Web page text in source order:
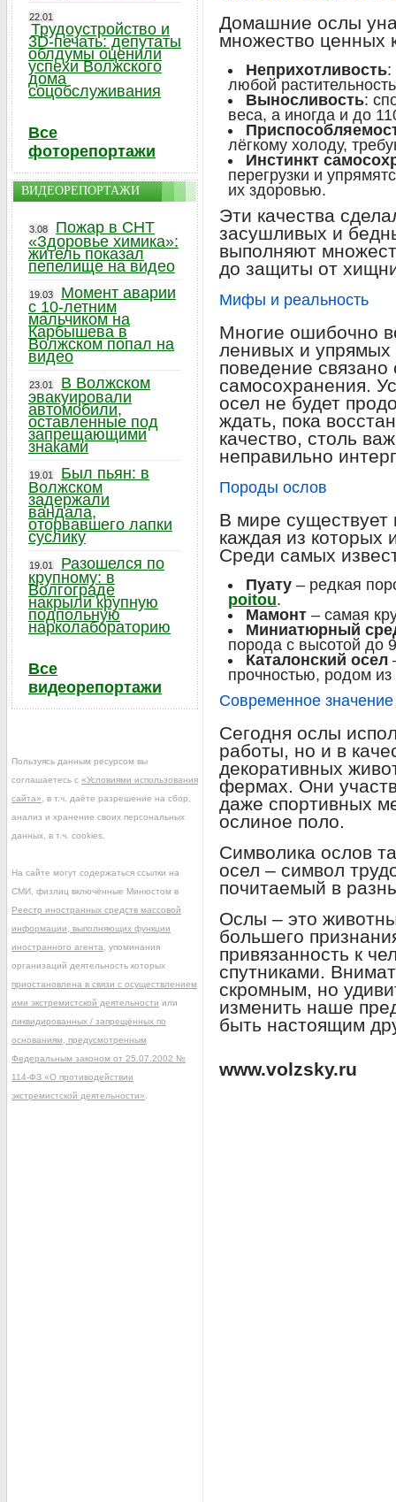
Домашние ослы
множество ценных
Неприхотливость:
любой
Выносливость:
веса, а иногда и до
лёгкому холоду,
Инстинкт
перегрузки и
их здоровью.
Эти качества
засушливых и
выполняют
до защиты от
Мифы и реальность
Многие ошибочно
ленивых и
поведение
самосохранения.
осел не будет
ждать, пока
качество, столь
неправильно
Породы ослов
В мире существует
каждая из которых
Среди самых
Пуату – редкая
poitou.
Мамонт – самая
Миниатюрный
порода с высотой до
Каталонский осел
прочностью, родом
Современное значение
Сегодня ослы
работы, но и в
декоративных
фермах. Они
даже спортивных
ослиное поло.
Символика ослов
осел – символ
почитаемый в
Ослы – это
большего
привязанность к
спутниками.
скромным, но
изменить наше
быть настоящим
www.volzsky.ru
22.01
Трудоустройство и
3D-печать: депутаты
облдумы оценили
успехи Волжского
дома
соцобслуживания
Все
фоторепортажи
ВИДЕОРЕПОРТАЖИ
3.08
Пожар в СНТ
«Здоровье химика»:
житель показал
пепелище на видео
19.03
Момент аварии
с 10-летним
мальчиком на
Карбышева в
Волжском попал на
видео
23.01
В Волжском
эвакуировали
автомобили,
оставленные под
запрещающими
знаками
19.01
Был пьян: в
Волжском
задержали
вандала,
оторвавшего лапки
суслику
19.01
Разошелся по
крупному: в
Волгограде
накрыли крупную
подпольную
нарколабораторию
Все
видеорепортажи
Пользуясь данным ресурсом вы
соглашаетесь с «Условиями использования
сайта» , в т.ч. даёте разрешение на сбор,
анализ и хранение своих персональных
данных, в т.ч. cookies.
На сайте могут содержаться ссылки на
СМИ, физлиц включённые Минюстом в
Реестр иностранных средств массовой
информации, выполняющих функции
иностранного агента , упоминания
организаций деятельность которых
приостановлена в связи с осуществлением
ими экстремистской деятельности или
ликвидированных / запрещённых по
основаниям, предусмотренным
Федеральным законом от 25.07.2002 №
114-ФЗ «О противодействии
экстремистской деятельности»